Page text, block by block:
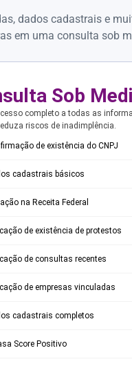
dados cadastrais e
em uma consulta sob
Sob
completo a todas as
riscos de inadimplência.
de existência do CNPJ
cadastrais básicos
na Receita Federal
de existência de protestos
de consultas recentes
de empresas vinculadas
cadastrais completos
Score Positivo